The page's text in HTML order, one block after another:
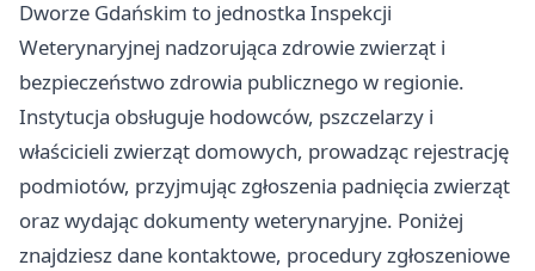
Dworze Gdańskim to jednostka Inspekcji
Weterynaryjnej nadzorująca zdrowie zwierząt i
bezpieczeństwo zdrowia publicznego w regionie.
Instytucja obsługuje hodowców, pszczelarzy i
właścicieli zwierząt domowych, prowadząc rejestrację
podmiotów, przyjmując zgłoszenia padnięcia zwierząt
oraz wydając dokumenty weterynaryjne. Poniżej
znajdziesz dane kontaktowe, procedury zgłoszeniowe